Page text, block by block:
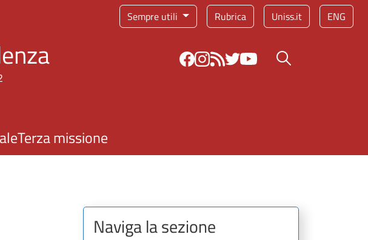
Sempre utili Rubrica Uniss.it ENG
Bottone cerca
Terza missione
Naviga la sezione